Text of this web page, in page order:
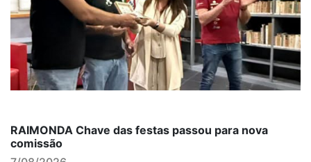
RAIMONDA Chave das festas passou para nova
comissão